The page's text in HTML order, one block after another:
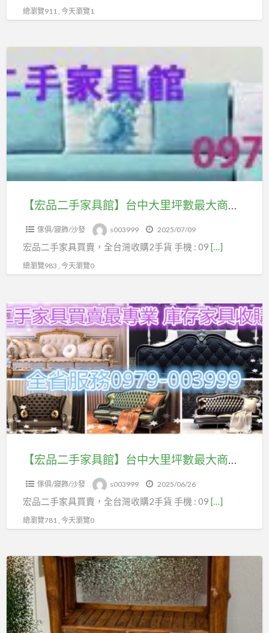
買
賣
收
購
線
０
９
９
９
免
費
到
府
估
價
臥
室
設
／
原
木
藝
品
總瀏覽911 , 今天瀏覽1
【宏
品
二
手
館】
台
中
品
最
多
二
手
家
具
買
餐
餐
椅
休
閒
椅
【宏品二手家具館】台中大里坪數最大商品最多二手家具買賣 原木仿古 餐桌 餐椅 休閒椅 本館也有收購服務 0979003999
傢俱/寢飾/沙發 s003999 2025/07/09
宏品二手家具買賣，全台灣收購2手貨 手機 : 09 […]
總瀏覽983 , 今天瀏覽0
【宏
品
二
手
家
具
館】
台
中
品
最
多
二
【宏品二手家具館】台中大里坪數最大商品最多二手家具買賣 原木仿古 餐桌 餐椅 休閒椅 本館也有收購服務 0979003999
傢俱/寢飾/沙發 s003999 2025/06/26
宏品二手家具買賣，全台灣收購2手貨 手機 : 09 […]
總瀏覽781 , 今天瀏覽0
【宏
品
二
手
家